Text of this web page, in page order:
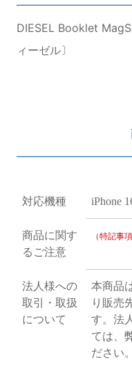
DIESEL Booklet
ィーゼル〕
対応機種 iPhone
商品に関す
るご注意
（特記事
法人様への
取引・取扱
について
本商品
り販売
す。法
ては、
ださい。